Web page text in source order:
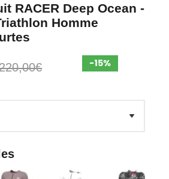
RACER Deep Ocean -
Homme